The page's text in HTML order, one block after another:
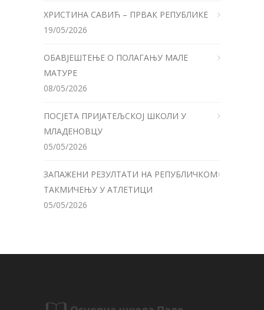
ХРИСТИНА САВИЋ – ПРВАК РЕПУБЛИКЕ
19/05/2026
ОБАВЈЕШТЕЊЕ О ПОЛАГАЊУ МАЛЕ
МАТУРЕ
08/05/2026
ПОСЈЕТА ПРИЈАТЕЉСКОЈ ШКОЛИ У
МЛАДЕНОВЦУ
05/05/2026
ЗАПАЖЕНИ РЕЗУЛТАТИ НА РЕПУБЛИЧКОМ
ТАКМИЧЕЊУ У АТЛЕТИЦИ
05/05/2026